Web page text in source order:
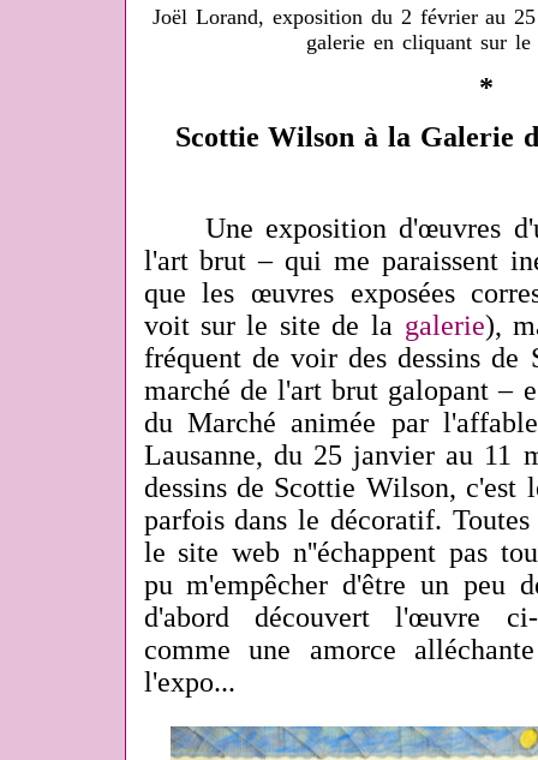
Joël Lorand, exposition du 2 février au
galerie en cliquant sur le
*
Scottie Wilson à la Galerie
Une exposition d'œuvres
l'art brut – qui me paraissent
que les œuvres exposées
voit sur le site de la galerie),
fréquent de voir des dessins de
marché de l'art brut galopant –
du Marché animée par
Lausanne, du 25 janvier au 11
dessins de Scottie Wilson, c'est
parfois dans le décoratif.
le site web n''échappent pas
pu m'empêcher d'être un peu
d'abord découvert l'œuvre ci-
comme une amorce
l'expo...